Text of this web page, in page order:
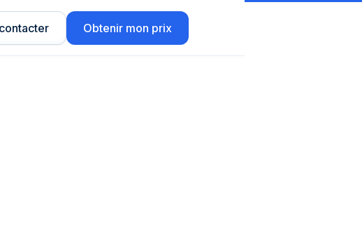
Obtenir mon prix